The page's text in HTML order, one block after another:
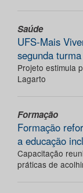
Saúde
UFS-Mais
segunda turma
Projeto estimula
Lagarto
Formação
Formação
a educação
Capacitação
práticas de